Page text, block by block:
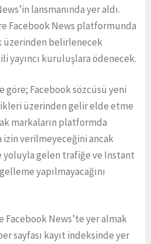
lansmanında yer aldı.
Facebook News platformunda
üzerinden belirlenecek
yayıncı kuruluşlara ödenecek.
Facebook sözcüsü yeni
üzerinden gelir elde etme
markaların platformda
izin verilmeyeceğini ancak
gelen trafiğe ve Instant
yapılmayacağını
Facebook News’te yer almak
sayfası kayıt indeksinde yer